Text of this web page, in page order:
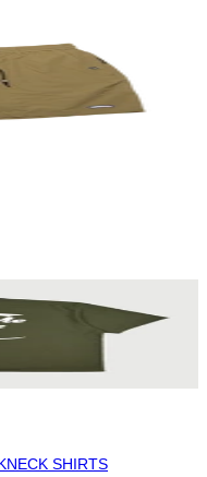
SHIRTS